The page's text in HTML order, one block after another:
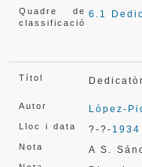
Quadre de
classificació
6.1
Títol
Autor López-
Lloc i data ?-?- 1934
Nota A S.